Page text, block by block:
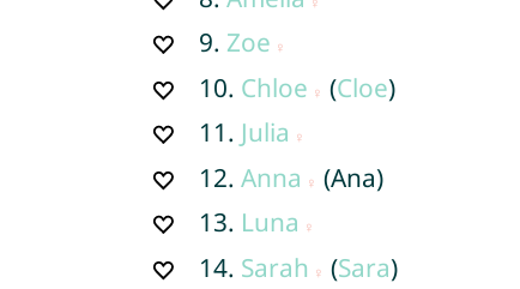
9. Zoe
10. Chloe (Cloe)
11. Julia
12.Anna
(Ana)
13. Luna
14. Sarah (Sara)